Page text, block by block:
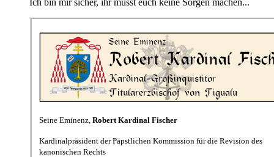
Ich bin mir sicher, ihr müsst euch keine Sorgen machen...
Seine Eminenz, Robert Kardinal Fischer
Kardinalpräsident der Päpstlichen Kommission für die Revision des
kanonischen Rechts